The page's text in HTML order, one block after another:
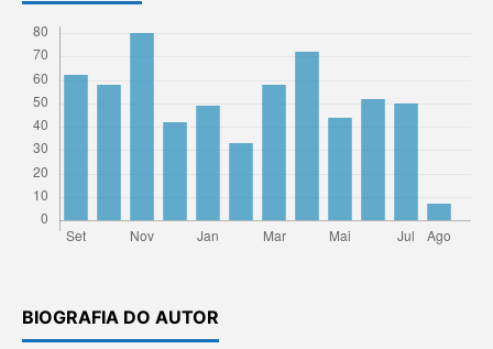
BIOGRAFIA DO AUTOR